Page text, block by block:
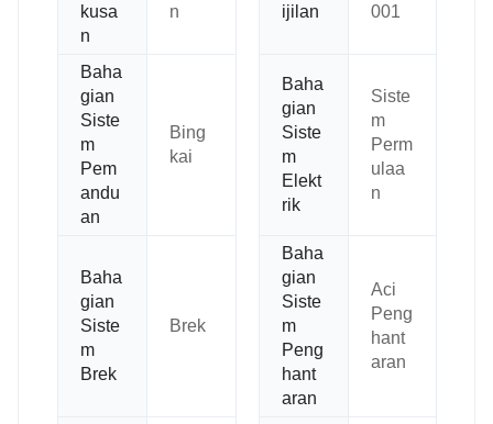
kusa
n
n ijilan 001
Baha
gian
Siste
m
Pem
andu
an
Bing
kai
Baha
gian
Siste
m
Elekt
rik
Siste
m
Perm
ulaa
n
Baha
gian
Siste
m
Brek
Brek
Baha
gian
Siste
m
Peng
hant
aran
Aci
Peng
hant
aran